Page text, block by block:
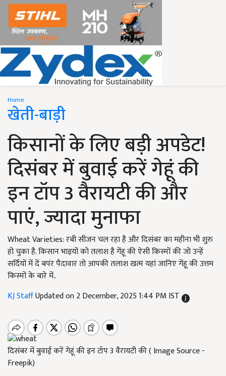
Home
खेती-बाड़ी
किसानों के लिए बड़ी अपडेट!
दिसंबर में बुवाई करें गेहूं की
इन टॉप 3 वैरायटी की और
पाएं, ज्यादा मुनाफा
Wheat Varieties: रबी सीजन चल रहा है और दिसंबर का महीना भी शुरु
हो चुका है. किसान भाइयों को तलाश है गेंहू की ऐसी किस्मों की जो उन्हें
सर्दियों में दें बपंर पैदावार तो आपकी तलाश खत्म यहां जानिए गेंहू की उत्तम
किस्मों के बारे में..
KJ StaffUpdated on 2 December, 2025 1:44 PM IST
दिसंबर में बुवाई करें गेहूं की इन टॉप 3 वैरायटी की ( Image Source -
Freepik)